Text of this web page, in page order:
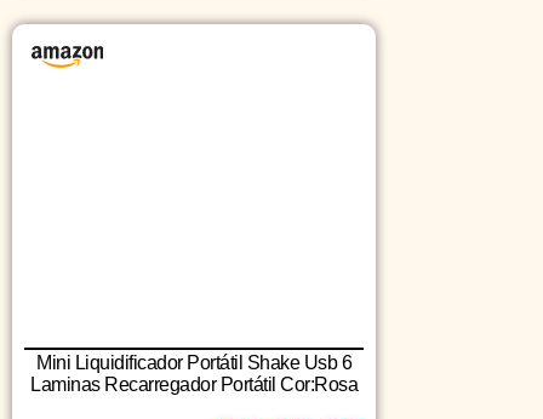
Mini Liquidificador Portátil Shake Usb 6
Laminas Recarregador Portátil Cor:Rosa